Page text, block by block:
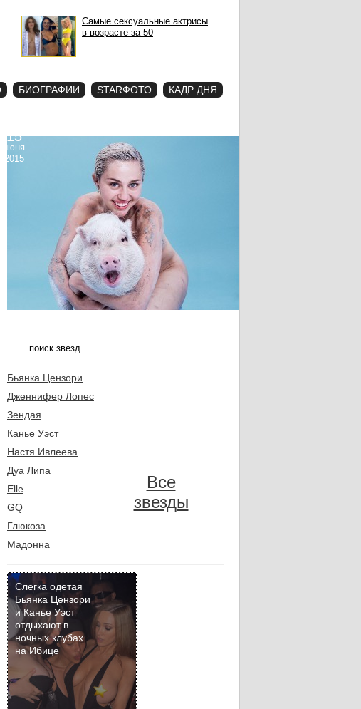
Самые сексуальные актрисы
в возрасте за 50
БИОГРАФИИ STARФОТО КАДР ДНЯ
15
июня
2015
Бьянка Цензори
Дженнифер Лопес
Зендая
Канье Уэст
Настя Ивлеева
Дуа Липа
Elle
GQ
Глюкоза
Мадонна
Все
звезды
Слегка одетая
Бьянка Цензори
и Канье Уэст
отдыхают в
ночных клубах
на Ибице